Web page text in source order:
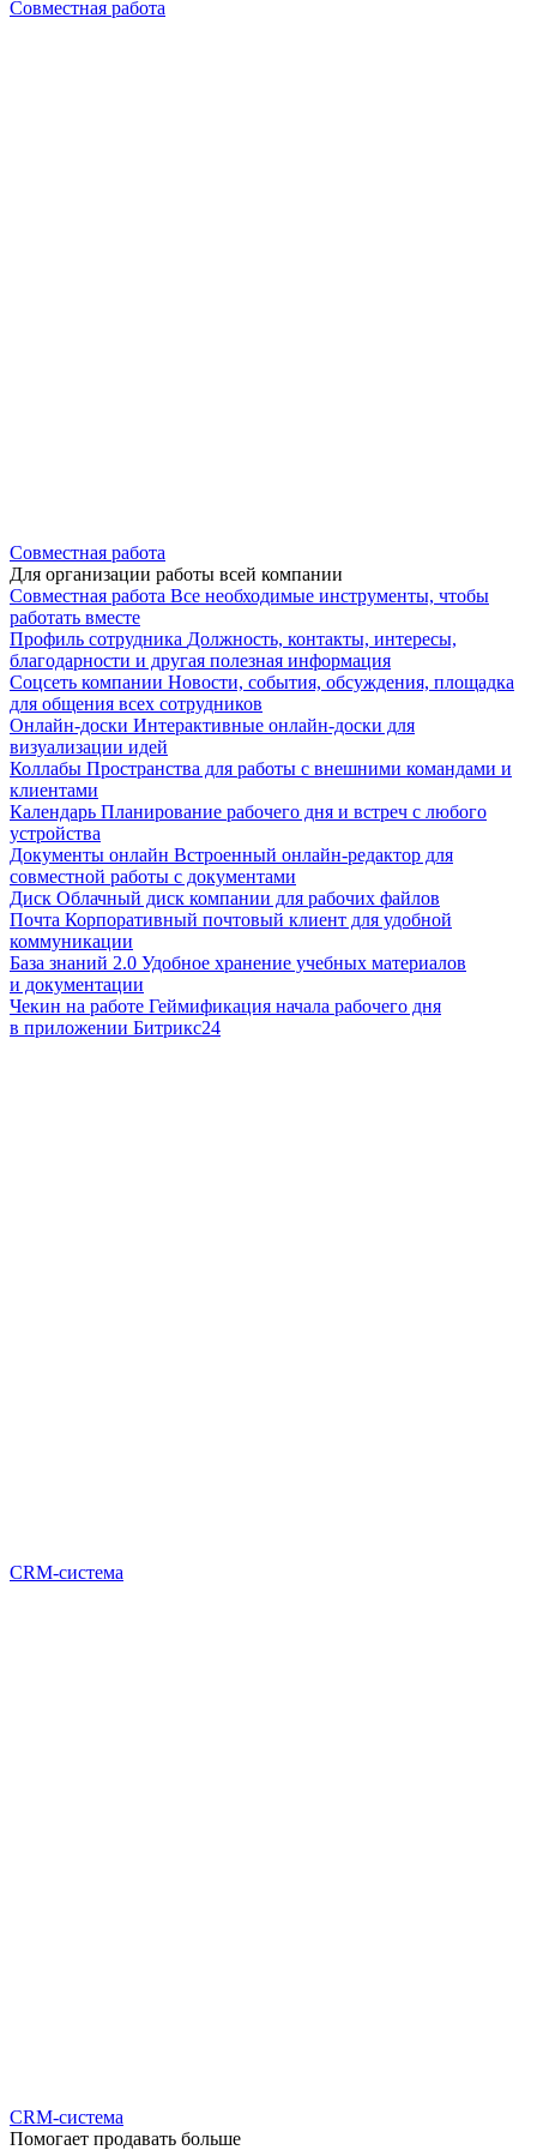
Совместная работа
Совместная работа
Для организации работы всей компании
Совместная работа Все необходимые инструменты, чтобы
работать вместе
Профиль сотрудника Должность, контакты, интересы,
благодарности и другая полезная информация
Соцсеть компании Новости, события, обсуждения, площадка
для общения всех сотрудников
Онлайн-доски Интерактивные онлайн-доски для
визуализации идей
Коллабы Пространства для работы с внешними командами и
клиентами
Календарь Планирование рабочего дня и встреч с любого
устройства
Документы онлайн Встроенный онлайн-редактор для
совместной работы с документами
Диск Облачный диск компании для рабочих файлов
Почта Корпоративный почтовый клиент для удобной
коммуникации
База знаний 2.0 Удобное хранение учебных материалов
и документации
Чекин на работе Геймификация начала рабочего дня
в приложении Битрикс24
CRM-система
CRM-система
Помогает продавать больше